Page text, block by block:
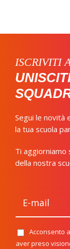
ISCRIVITI
Segui le novità
la tua scuola
Ti
della nostra
iP
r
Acconsento
aver preso